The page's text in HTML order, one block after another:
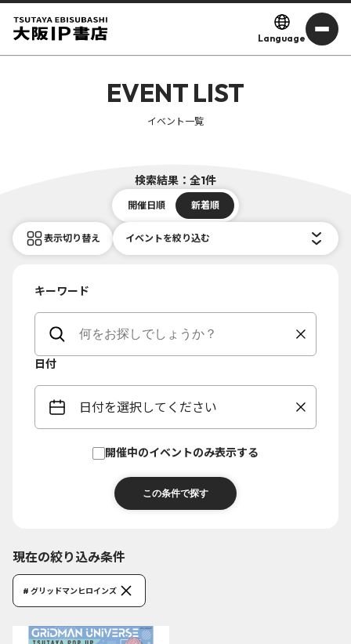
Language
EVENT LIST
イベント一覧
検索結果：全1件
開催日順 新着順
表示切り替え イベントを絞り込む
キーワード
日付
日付を選択してください
開催中のイベントのみ表示する
現在の絞り込み条件
# グリッドマンヒロインズ